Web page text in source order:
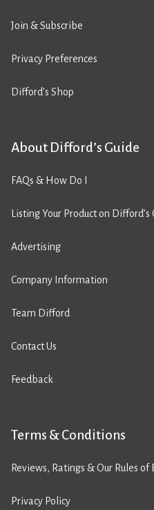
Join & Subscribe
Privacy Preferences
Difford’s Shop
About Difford’s Guide
FAQs & How Do I
Listing Your Product on Difford’s
Advertising
Company Information
Team Difford
Contact Us
Feedback
Terms & Conditions
Reviews, Ratings & Our Rules
Privacy Policy